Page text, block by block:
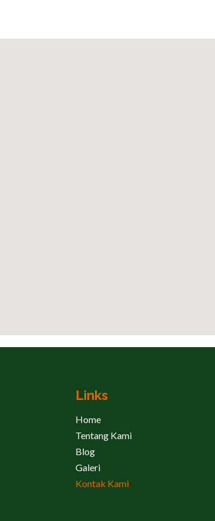
Links
Home
Tentang Kami
Blog
Galeri
Kontak Kami